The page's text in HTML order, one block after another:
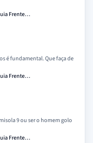
Frente…
é fundamental. Que faça de
Frente…
9 ou ser o homem golo
Frente…